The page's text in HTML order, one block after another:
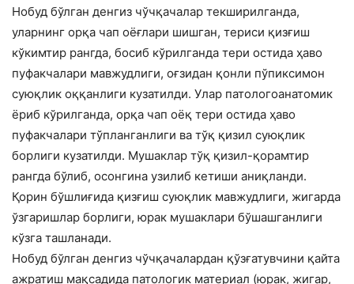
Нобуд бўлган денгиз чўчқачалар текширилганда,
уларнинг орқа чап оёғлари шишган, териси қизғиш
кўкимтир рангда, босиб кўрилганда тери остида ҳаво
пуфакчалари мавжудлиги, оғзидан қонли пўпиксимон
суюқлик оққанлиги кузатилди. Улар патологоанатомик
ёриб кўрилганда, орқа чап оёқ тери остида ҳаво
пуфакчалари тўпланганлиги ва тўқ қизил суюқлик
борлиги кузатилди. Мушаклар тўқ қизил-қорамтир
рангда бўлиб, осонгина узилиб кетиши аниқланди.
Қорин бўшлиғида қизғиш суюқлик мавжудлиги, жигарда
ўзгаришлар борлиги, юрак мушаклари бўшашганлиги
кўзга ташланади.
Нобуд бўлган денгиз чўчқачалардан қўзғатувчини қайта
ажратиш мақсадида патологик материал (юрак, жигар,